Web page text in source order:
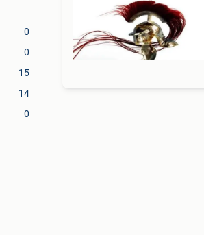
0
0
15
14
0